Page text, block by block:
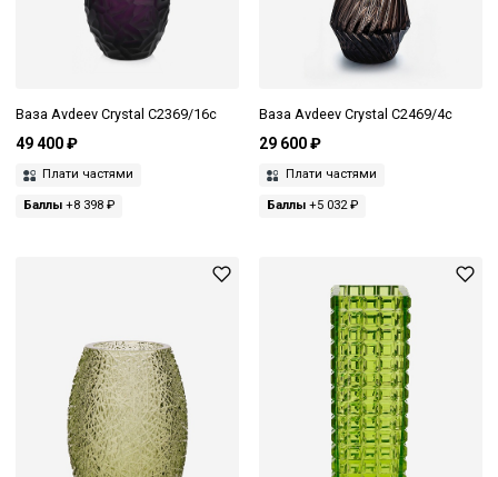
Ваза Avdeev Crystal С2369/16с
49 400 ₽
Плати частями
Баллы +8 398 ₽
Ваза Avdeev Crystal С2469/4с
29 600 ₽
Плати частями
Баллы+5 032 ₽